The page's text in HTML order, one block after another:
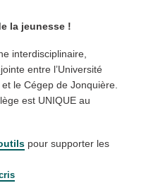
la jeunesse !
interdisciplinaire,
entre l’Université
le Cégep de Jonquière.
est UNIQUE au
pour supporter les